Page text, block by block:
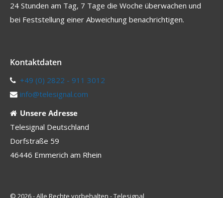
24 Stunden am Tag, 7 Tage die Woche überwachen und
bei Feststellung einer Abweichung benachrichtigen.
Kontaktdaten
+49 (0) 2822 - 911 3012
info@telesignal.com
Unsere Adresse
Telesignal Deutschland
Dorfstraße 59
46446 Emmerich am Rhein
© 2026 - Alle Rechte vorbehalten - Telesignal